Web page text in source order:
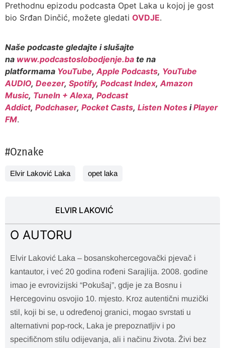
Prethodnu epizodu podcasta Opet Laka u kojoj je gost
bio Srđan Dinčić, možete gledati OVDJE.
Naše podcaste gledajte i slušajte
na www.podcastoslobodjenje.ba te na
platformama YouTube, Apple Podcasts, YouTube
AUDIO, Deezer, Spotify, Podcast Index, Amazon
Music, TuneIn + Alexa, Podcast
Addict, Podchaser, Pocket Casts, Listen Notes iPlayer
FM.
#Oznake
Elvir Laković Laka opet laka
ELVIR LAKOVIĆ
O AUTORU
Elvir Laković Laka – bosanskohercegovački pjevač i
kantautor, i već 20 godina rođeni Sarajlija. 2008. godine
imao je evrovizijski “Pokušaj”, gdje je za Bosnu i
Hercegovinu osvojio 10. mjesto. Kroz autentični muzički
stil, koji bi se, u određenoj granici, mogao svrstati u
alternativni pop-rock, Laka je prepoznatljiv i po
specifičnom stilu odijevanja, ali i načinu života. Živi bez